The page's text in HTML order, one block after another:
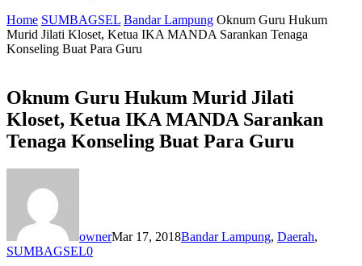
Home SUMBAGSEL Bandar Lampung Oknum Guru Hukum
Murid Jilati Kloset, Ketua IKA MANDA Sarankan Tenaga
Konseling Buat Para Guru
Oknum Guru Hukum Murid Jilati
Kloset, Ketua IKA MANDA Sarankan
Tenaga Konseling Buat Para Guru
ownerMar 17, 2018Bandar Lampung, Daerah,
SUMBAGSEL0